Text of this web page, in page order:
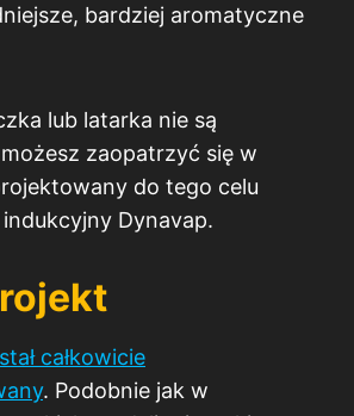
bardziej aromatyczne
lub latarka nie są
zaopatrzyć się w
do tego celu
Dynavap.
całkowicie
. Podobnie jak w